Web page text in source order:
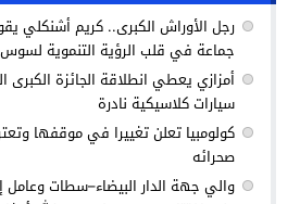
جماعة في قلب الرؤية التنموية
أمزازي يعطي انطلاقة الجائزة الكبرى
سيارات كلاسيكية نادرة
كولومبيا تعلن تغييرا في موقفها
صحرائه
والي جهة الدار البيضاء–سطات وعامل